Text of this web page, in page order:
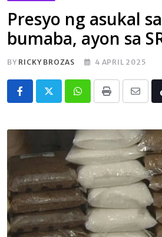
Presyo ng asukal
bumaba, ayon sa
BY RICKY BROZAS 4 APRIL 2025
Whatsapp
Print
Share
Email